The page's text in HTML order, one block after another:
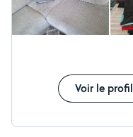
Voir le profil